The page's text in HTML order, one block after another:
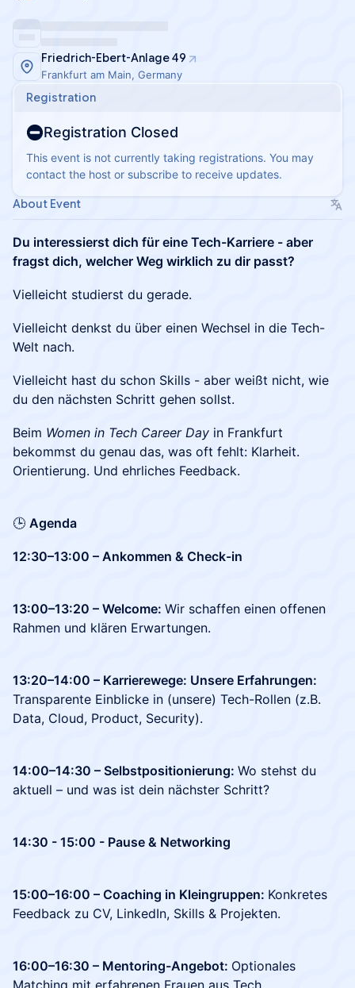
Friedrich-Ebert-Anlage 49
Frankfurt am Main, Germany
Registration
Registration Closed
This event is not currently taking registrations. You may
contact the host or subscribe to receive updates.
About Event
Du interessierst dich für eine Tech-Karriere - aber
fragst dich, welcher Weg wirklich zu dir passt?
Vielleicht studierst du gerade.
Vielleicht denkst du über einen Wechsel in die Tech-
Welt nach.
Vielleicht hast du schon Skills - aber weißt nicht, wie
du den nächsten Schritt gehen sollst.
Beim Women in Tech Career Day in Frankfurt
bekommst du genau das, was oft fehlt: Klarheit.
Orientierung. Und ehrliches Feedback.
🕒 Agenda
12:30–13:00 – Ankommen & Check-in
13:00–13:20 – Welcome: Wir schaffen einen offenen
Rahmen und klären Erwartungen.
13:20–14:00 – Karrierewege: Unsere Erfahrungen:
Transparente Einblicke in (unsere) Tech-Rollen (z.B.
Data, Cloud, Product, Security).
14:00–14:30 – Selbstpositionierung: Wo stehst du
aktuell – und was ist dein nächster Schritt?
14:30 - 15:00 - Pause & Networking
15:00–16:00 – Coaching in Kleingruppen: Konkretes
Feedback zu CV, LinkedIn, Skills & Projekten.
16:00–16:30 – Mentoring-Angebot: Optionales
Matching mit erfahrenen Frauen aus Tech.